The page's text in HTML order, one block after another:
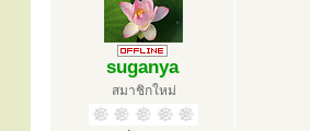
suganya
สมาชิกใหม่